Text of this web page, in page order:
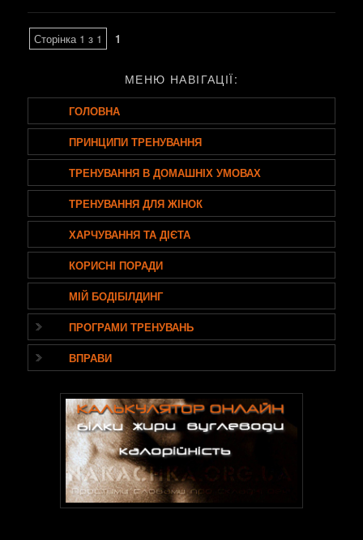
Сторінка 1 з 1 1
МЕНЮ НАВІГАЦІЇ:
ГОЛОВНА
ПРИНЦИПИ ТРЕНУВАННЯ
ТРЕНУВАННЯ В ДОМАШНІХ УМОВАХ
ТРЕНУВАННЯ ДЛЯ ЖІНОК
ХАРЧУВАННЯ ТА ДІЄТА
КОРИСНІ ПОРАДИ
МІЙ БОДІБІЛДИНГ
ПРОГРАМИ ТРЕНУВАНЬ
ВПРАВИ